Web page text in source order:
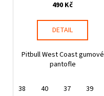
černé
490 Kč
DETAIL
Pitbull West Coast gumové
pantofle
38 40 37 39